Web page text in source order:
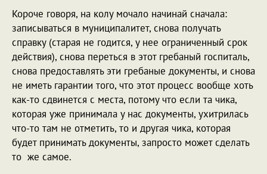
Короче говоря, на колу мочало начинай сначала:
записываться в муниципалитет, снова получать
справку (старая не годится, у нее ограниченный срок
действия), снова переться в этот гребаный госпиталь,
снова предоставлять эти гребаные документы, и снова
не иметь гарантии того, что этот процесс вообще хоть
как-то сдвинется с места, потому что если та чика,
которая уже принимала у нас документы, ухитрилась
что-то там не отметить, то и другая чика, которая
будет принимать документы, запросто может сделать
то же самое.